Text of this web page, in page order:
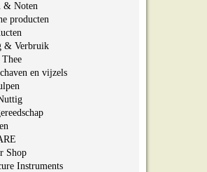
& Noten
producten
& Verbruik
en vijzels
Shop
Instruments